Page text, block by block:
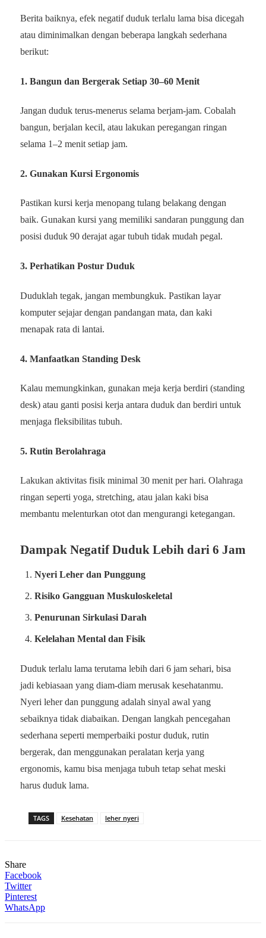
Berita baiknya, efek negatif duduk terlalu lama bisa dicegah
atau diminimalkan dengan beberapa langkah sederhana
berikut:
1. Bangun dan Bergerak Setiap 30–60 Menit
Jangan duduk terus-menerus selama berjam-jam. Cobalah
bangun, berjalan kecil, atau lakukan peregangan ringan
selama 1–2 menit setiap jam.
2. Gunakan Kursi Ergonomis
Pastikan kursi kerja menopang tulang belakang dengan
baik. Gunakan kursi yang memiliki sandaran punggung dan
posisi duduk 90 derajat agar tubuh tidak mudah pegal.
3. Perhatikan Postur Duduk
Duduklah tegak, jangan membungkuk. Pastikan layar
komputer sejajar dengan pandangan mata, dan kaki
menapak rata di lantai.
4. Manfaatkan Standing Desk
Kalau memungkinkan, gunakan meja kerja berdiri (standing
desk) atau ganti posisi kerja antara duduk dan berdiri untuk
menjaga fleksibilitas tubuh.
5. Rutin Berolahraga
Lakukan aktivitas fisik minimal 30 menit per hari. Olahraga
ringan seperti yoga, stretching, atau jalan kaki bisa
membantu melenturkan otot dan mengurangi ketegangan.
Dampak Negatif Duduk Lebih dari 6 Jam
Nyeri Leher dan Punggung
Risiko Gangguan Muskuloskeletal
Penurunan Sirkulasi Darah
Kelelahan Mental dan Fisik
Duduk terlalu lama terutama lebih dari 6 jam sehari, bisa
jadi kebiasaan yang diam-diam merusak kesehatanmu.
Nyeri leher dan punggung adalah sinyal awal yang
sebaiknya tidak diabaikan. Dengan langkah pencegahan
sederhana seperti memperbaiki postur duduk, rutin
bergerak, dan menggunakan peralatan kerja yang
ergonomis, kamu bisa menjaga tubuh tetap sehat meski
harus duduk lama.
TAGS Kesehatan leher nyeri
Share
Facebook
Twitter
Pinterest
WhatsApp